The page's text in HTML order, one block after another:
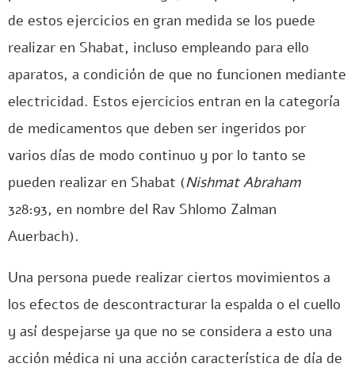
de estos ejercicios en gran medida se los puede
realizar en Shabat, incluso empleando para ello
aparatos, a condición de que no funcionen mediante
electricidad. Estos ejercicios entran en la categoría
de medicamentos que deben ser ingeridos por
varios días de modo continuo y por lo tanto se
pueden realizar en Shabat (Nishmat Abraham
328:93, en nombre del Rav Shlomo Zalman
Auerbach).
Una persona puede realizar ciertos movimientos a
los efectos de descontracturar la espalda o el cuello
y así despejarse ya que no se considera a esto una
acción médica ni una acción característica de día de